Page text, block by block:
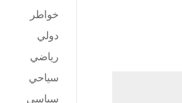
خواطر
دولي
رياضي
سياحي
سياسي